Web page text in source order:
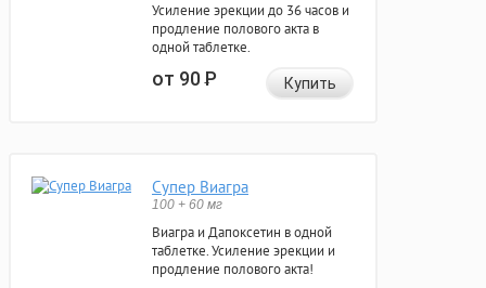
Усиление эрекции до 36 часов и
продление полового акта в
одной таблетке.
от 90Р Купить
Супер Виагра
100 + 60 мг
Виагра и Дапоксетин в одной
таблетке. Усиление эрекции и
продление полового акта!